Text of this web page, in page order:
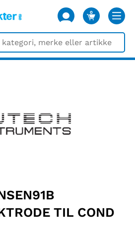
0
VARER
TIL COND